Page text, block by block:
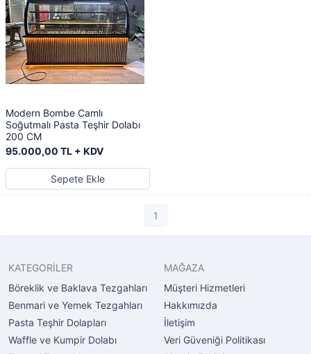
Modern Bombe Camlı
Soğutmalı Pasta Teşhir Dolabı
200 CM
95.000,00 TL + KDV
Sepete Ekle
1
KATEGORİLER
Böreklik ve Baklava Tezgahları
Benmari ve Yemek Tezgahları
Pasta Teşhir Dolapları
Waffle ve Kumpir Dolabı
MAĞAZA
Müşteri Hizmetleri
Hakkımızda
İletişim
Veri Güveniği Politikası